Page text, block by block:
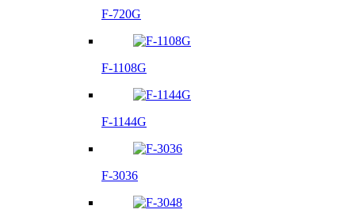
F-720G
F-1108G
F-1144G
F-3036